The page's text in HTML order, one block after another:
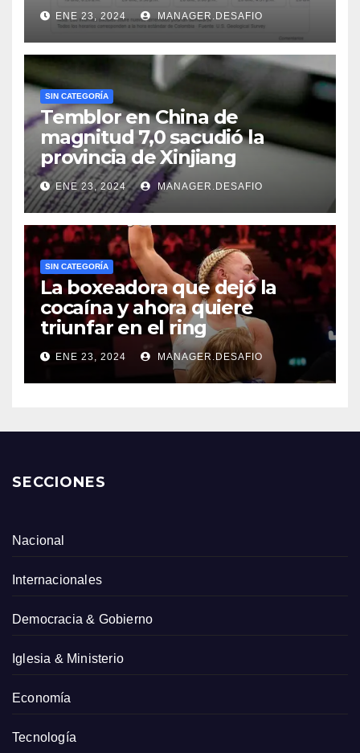
ENE 23, 2024 MANAGER.DESAFIO
SIN CATEGORÍA
Temblor en China de
magnitud 7,0 sacudió la
provincia de Xinjiang
ENE 23, 2024 MANAGER.DESAFIO
SIN CATEGORÍA
La boxeadora que dejó la
cocaína y ahora quiere
triunfar en el ring​
ENE 23, 2024 MANAGER.DESAFIO
SECCIONES
Nacional
Internacionales
Democracia & Gobierno
Iglesia & Ministerio
Economía
Tecnología